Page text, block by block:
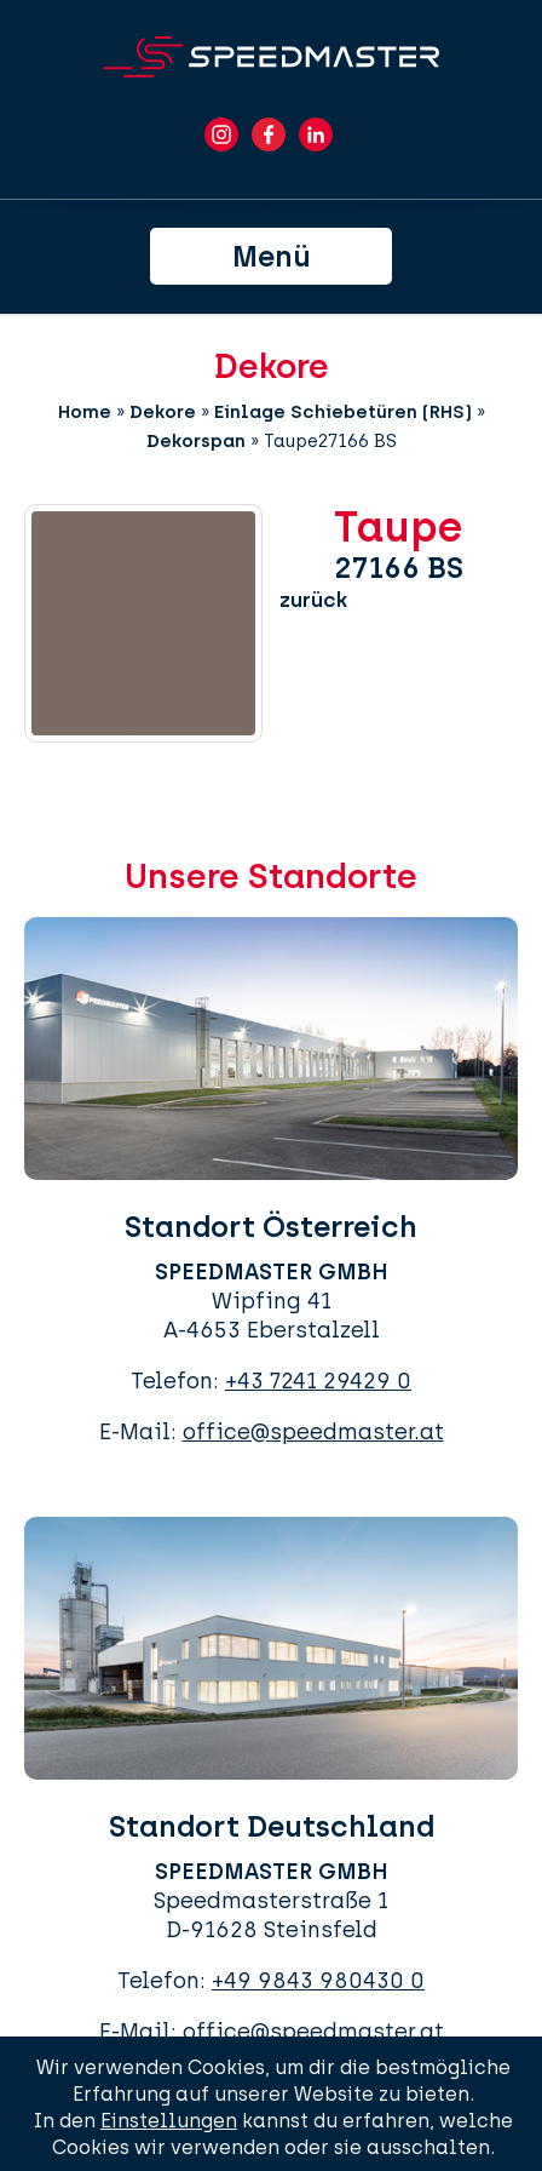
Menü
Dekore
Home » Dekore » Einlage Schiebetüren (RHS) »
Dekorspan » Taupe27166 BS
Taupe
27166 BS
zurück
Unsere Standorte
Standort Österreich
SPEEDMASTER GMBH
Wipfing 41
A-4653 Eberstalzell
Telefon: +43 7241 29429 0
E-Mail: office@speedmaster.at
Standort Deutschland
SPEEDMASTER GMBH
Speedmasterstraße 1
D-91628 Steinsfeld
Telefon: +49 9843 980430 0
E-Mail:office@speedmaster.at
Wir verwenden Cookies, um dir die bestmögliche
Erfahrung auf unserer Website zu bieten.
In den Einstellungen kannst du erfahren, welche
Cookies wir verwenden oder sie ausschalten.